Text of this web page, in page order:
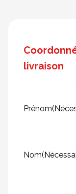
livraison
Prénom
Nom